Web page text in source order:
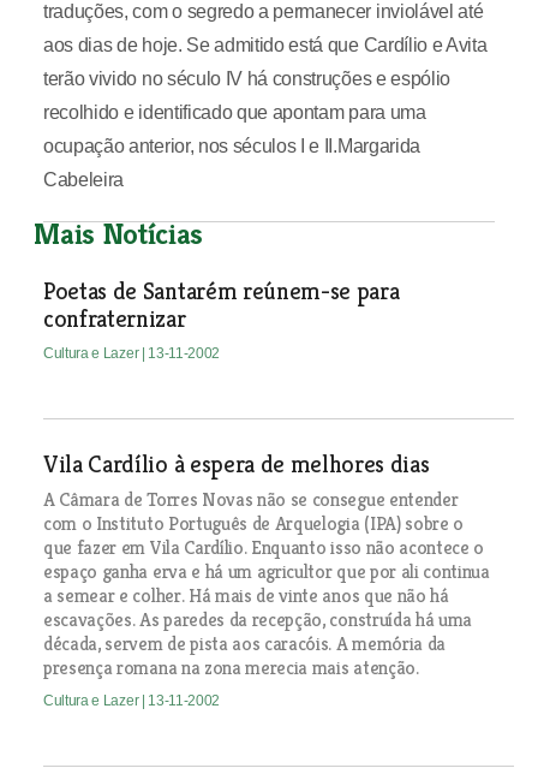
traduções, com o segredo a permanecer inviolável até
aos dias de hoje. Se admitido está que Cardílio e Avita
terão vivido no século IV há construções e espólio
recolhido e identificado que apontam para uma
ocupação anterior, nos séculos I e II.Margarida
Cabeleira
Mais Notícias
Poetas de Santarém reúnem-se para
confraternizar
Cultura e Lazer | 13-11-2002
Vila Cardílio à espera de melhores dias
A Câmara de Torres Novas não se consegue entender
com o Instituto Português de Arquelogia (IPA) sobre o
que fazer em Vila Cardílio. Enquanto isso não acontece o
espaço ganha erva e há um agricultor que por ali continua
a semear e colher. Há mais de vinte anos que não há
escavações. As paredes da recepção, construída há uma
década, servem de pista aos caracóis. A memória da
presença romana na zona merecia mais atenção.
Cultura e Lazer | 13-11-2002